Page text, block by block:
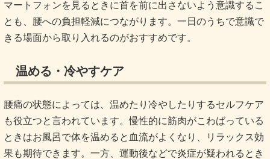
マートフォンを見るときに首を前に出さないよう意識するこ
とも、腰への負担軽減につながります。一日のうちで意識で
きる場面から取り入れるのがおすすめです。
温める・冷やすケア
腰痛の状態によっては、温めたり冷やしたりするセルフケア
も役立つと言われています。慢性的に筋肉がこわばっている
ときはお風呂で体を温めると血流がよくなり、リラックス効
果も期待できます。一方、運動後などで炎症が疑われるとき